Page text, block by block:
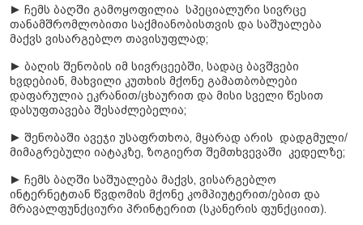
► ჩემს ბაღში გამოყოფილია სპეციალური სივრცე
თანამშრომლობითი საქმიანობისთვის და საშუალება
მაქვს ვისარგებლო თავისუფლად;
► ბაღის შენობის იმ სივრცეებში, სადაც ბავშვები
ხვდებიან, მახვილი კუთხის მქონე გამათბობლები
დაფარულია ეკრანით/ცხაურით და მისი სველი წესით
დასუფთავება შესაძლებელია;
► შენობაში ავეჯი უსაფრთხოა, მყარად არის დადგმული/
მიმაგრებული იატაკზე, ზოგიერთ შემთხვევაში კედელზე;
► ჩემს ბაღში საშუალება მაქვს, ვისარგებლო
ინტერნეტთან წვდომის მქონე კომპიუტერით/ებით და
მრავალფუნქციური პრინტერით (სკანერის ფუნქციით).